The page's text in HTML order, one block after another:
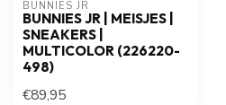
BUNNIES JR
BUNNIES JR | MEISJES |
SNEAKERS |
MULTICOLOR (226220-
498)
€89,95